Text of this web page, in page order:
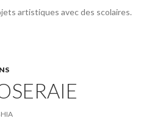
artistiques avec des scolaires.